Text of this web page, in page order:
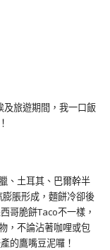
旅遊期間，我一口飯
、土耳其、巴爾幹半
脹形成，麵餅冷卻後
哥脆餅Taco不一樣，
，不論沾著咖哩或包
的鷹嘴豆泥囉！